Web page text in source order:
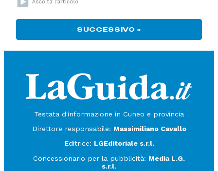
SUCCESSIVO »
Testata d'informazione in Cuneo e provincia
Direttore responsabile: Massimiliano Cavallo
Editrice: LGEditoriale s.r.l.
Concessionario per la pubblicità: Media L.G.
s.r.l.